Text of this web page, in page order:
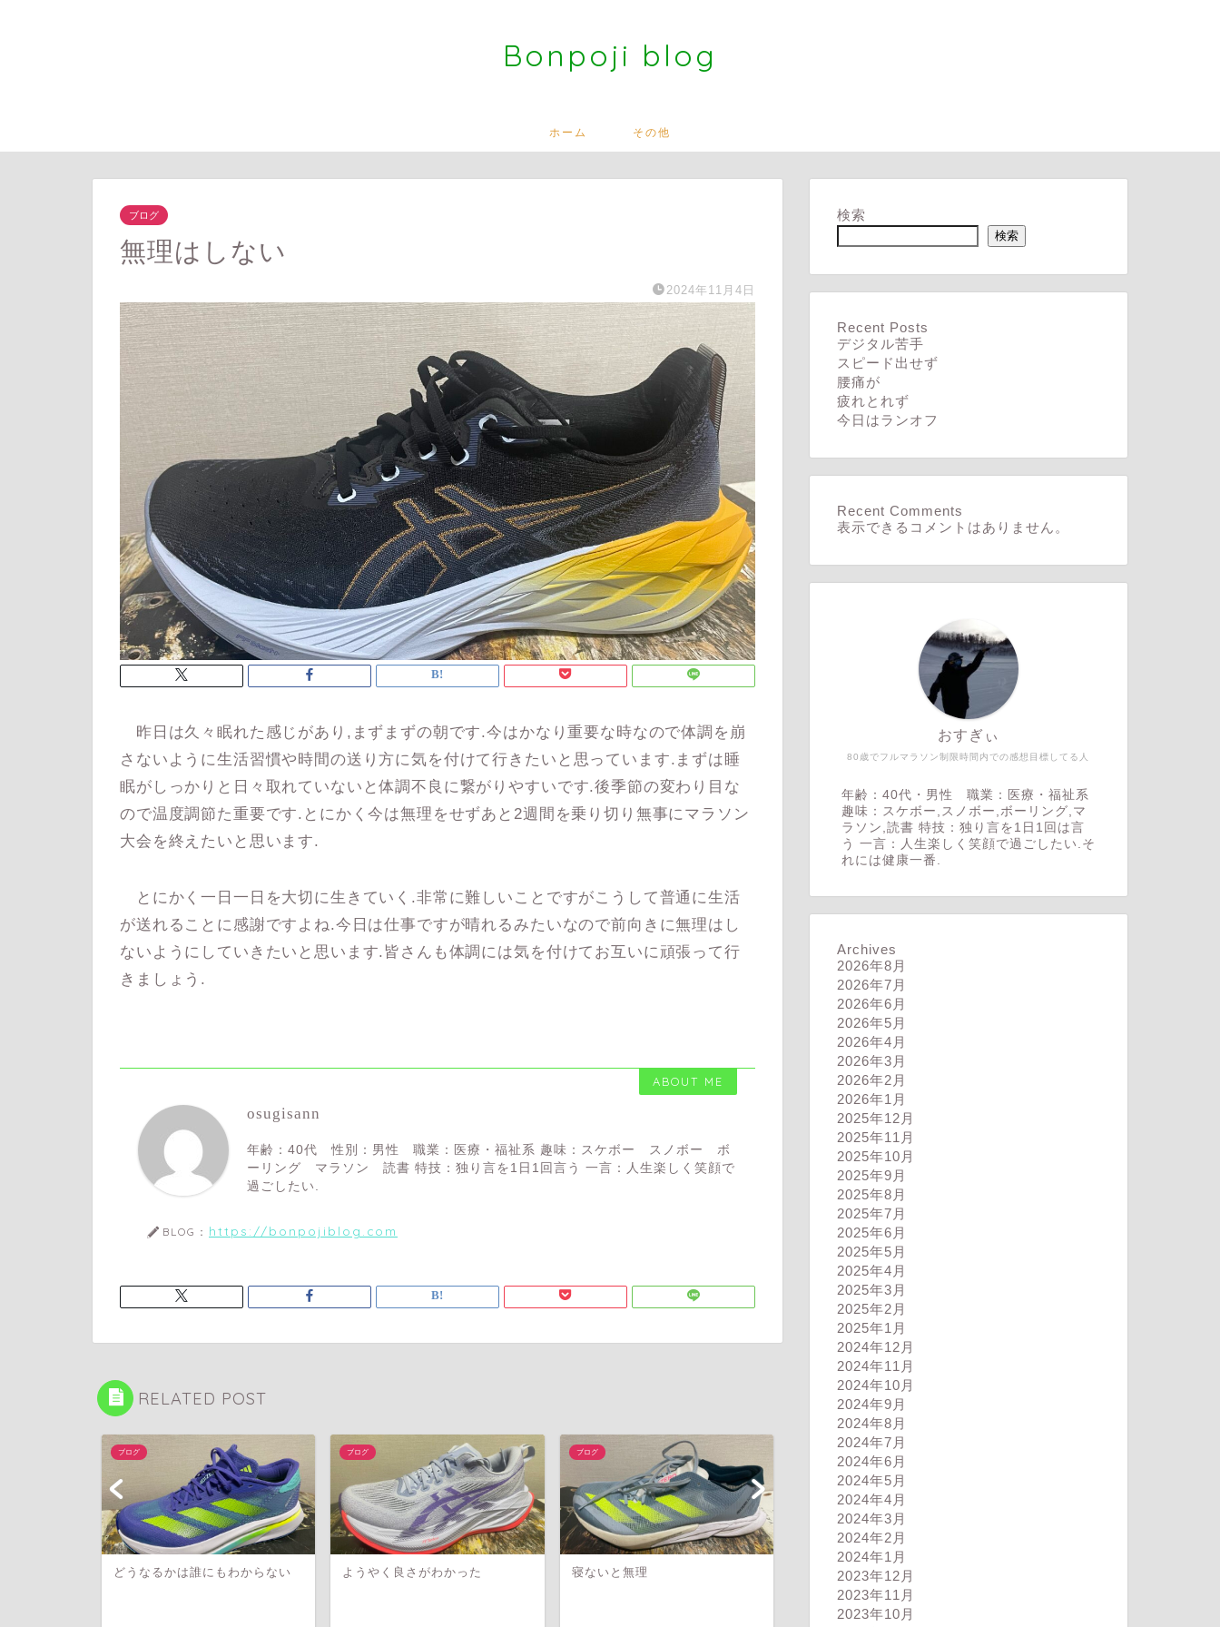
Bonpoji blog
ホーム その他
ブログ
無理はしない
2024年11月4日
昨日は久々眠れた感じがあり,まずまずの朝です.今はかなり重要な時なので体調を崩
さないように生活習慣や時間の送り方に気を付けて行きたいと思っています.まずは睡
眠がしっかりと日々取れていないと体調不良に繋がりやすいです.後季節の変わり目な
ので温度調節た重要です.とにかく今は無理をせずあと2週間を乗り切り無事にマラソン
大会を終えたいと思います.
とにかく一日一日を大切に生きていく.非常に難しいことですがこうして普通に生活
が送れることに感謝ですよね.今日は仕事ですが晴れるみたいなので前向きに無理はし
ないようにしていきたいと思います.皆さんも体調には気を付けてお互いに頑張って行
きましょう.
ABOUT ME
osugisann
年齢：40代 性別：男性 職業：医療・福祉系 趣味：スケボー スノボー ボ
ーリング マラソン 読書 特技：独り言を1日1回言う 一言：人生楽しく笑顔で
過ごしたい.
BLOG： https://bonpojiblog.com
RELATED POST
ブログ
どうなるかは誰にもわからない
ブログ
ようやく良さがわかった
ブログ
寝ないと無理 どうなるかは誰にもわからない
検索
検索
Recent Posts
デジタル苦手
スピード出せず
腰痛が
疲れとれず
今日はランオフ
Recent Comments
表示できるコメントはありません。
80歳でフルマラソン制限時間内での感想目標してる人
おすぎぃ
年齢：40代・男性 職業：医療・福祉系
趣味：スケボー,スノボー,ボーリング,マ
ラソン,読書 特技：独り言を1日1回は言
う 一言：人生楽しく笑顔で過ごしたい.そ
れには健康一番.
Archives
2026年8月
2026年7月
2026年6月
2026年5月
2026年4月
2026年3月
2026年2月
2026年1月
2025年12月
2025年11月
2025年10月
2025年9月
2025年8月
2025年7月
2025年6月
2025年5月
2025年4月
2025年3月
2025年2月
2025年1月
2024年12月
2024年11月
2024年10月
2024年9月
2024年8月
2024年7月
2024年6月
2024年5月
2024年4月
2024年3月
2024年2月
2024年1月
2023年12月
2023年11月
2023年10月